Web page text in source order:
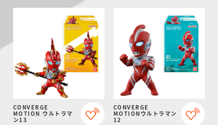
CONVERGE
MOTION ウルトラマ
ン13
CONVERGE
MOTIONウルトラマン
12